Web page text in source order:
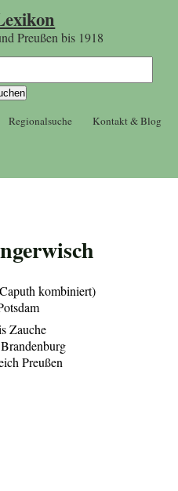
Preußen bis 1918
Regionalsuche Kontakt & Blog
kombiniert)
Zauche
Preußen